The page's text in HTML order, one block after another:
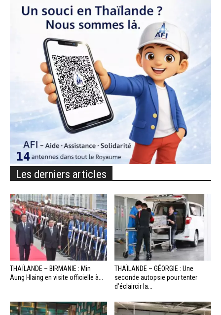
Les derniers articles
THAÏLANDE – BIRMANIE : Min
Aung Hlaing en visite officielle à...
THAÏLANDE – GÉORGIE : Une
seconde autopsie pour tenter
d’éclaircir la...